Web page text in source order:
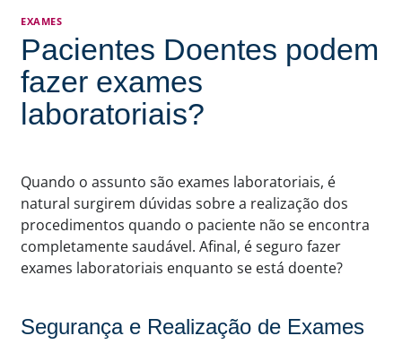
EXAMES
Pacientes Doentes podem
fazer exames
laboratoriais?
Quando o assunto são exames laboratoriais, é
natural surgirem dúvidas sobre a realização dos
procedimentos quando o paciente não se encontra
completamente saudável. Afinal, é seguro fazer
exames laboratoriais enquanto se está doente?
Segurança e Realização de Exames